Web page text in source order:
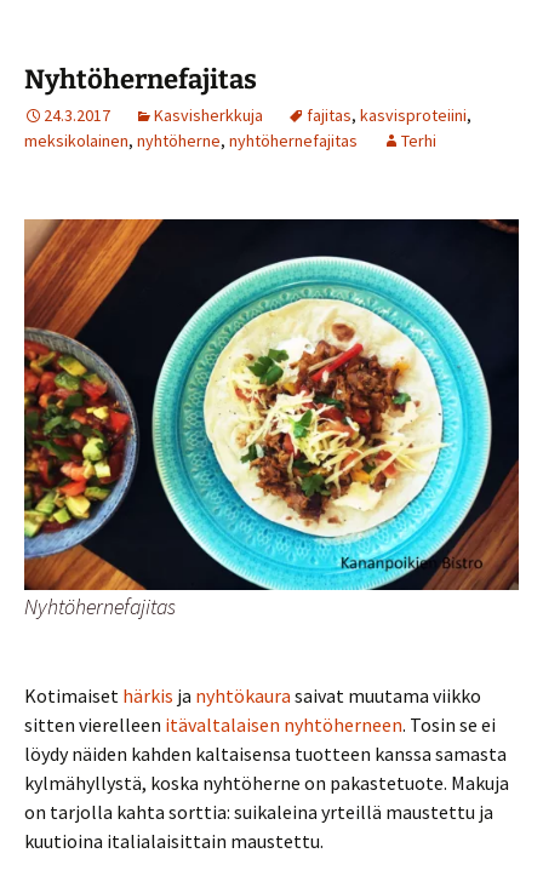
k
p
Nyhtöhernefajitas
24.3.2017 Kasvisherkkuja fajitas, kasvisproteiini,
meksikolainen, nyhtöherne, nyhtöhernefajitas Terhi
Nyhtöhernefajitas
Kotimaiset härkis ja nyhtökaura saivat muutama viikko
sitten vierelleen itävaltalaisen nyhtöherneen. Tosin se ei
löydy näiden kahden kaltaisensa tuotteen kanssa samasta
kylmähyllystä, koska nyhtöherne on pakastetuote. Makuja
on tarjolla kahta sorttia: suikaleina yrteillä maustettu ja
kuutioina italialaisittain maustettu.